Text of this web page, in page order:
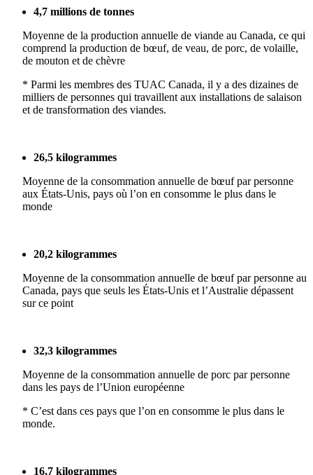
4,7 millions de tonnes
Moyenne de la production annuelle de viande au Canada, ce qui
comprend la production de bœuf, de veau, de porc, de volaille,
de mouton et de chèvre
* Parmi les membres des TUAC Canada, il y a des dizaines de
milliers de personnes qui travaillent aux installations de salaison
et de transformation des viandes.
26,5 kilogrammes
Moyenne de la consommation annuelle de bœuf par personne
aux États-Unis, pays où l’on en consomme le plus dans le
monde
20,2 kilogrammes
Moyenne de la consommation annuelle de bœuf par personne au
Canada, pays que seuls les États-Unis et l’Australie dépassent
sur ce point
32,3 kilogrammes
Moyenne de la consommation annuelle de porc par personne
dans les pays de l’Union européenne
* C’est dans ces pays que l’on en consomme le plus dans le
monde.
16,7 kilogrammes